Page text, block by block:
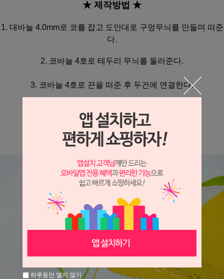
★ 제작방법 ★
1. 대바늘 4.0mm로 코를 잡고 도안대로 구멍무늬를 만들며 떠준
다.
2. 코바늘 4호로 테두리 무늬를 둘러준다.
3. 코바늘 4호로 끈을 떠준 후 두건에 연결한다.
하루동안 열지 않기